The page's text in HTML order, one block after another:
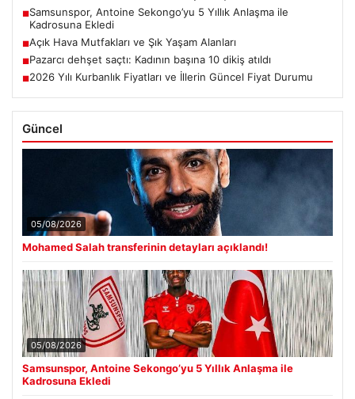
■Samsunspor, Antoine Sekongo’yu 5 Yıllık Anlaşma ile
Kadrosuna Ekledi
■Açık Hava Mutfakları ve Şık Yaşam Alanları
■Pazarcı dehşet saçtı: Kadının başına 10 dikiş atıldı
■2026 Yılı Kurbanlık Fiyatları ve İllerin Güncel Fiyat Durumu
Güncel
05/08/2026
Mohamed Salah transferinin detayları açıklandı!
05/08/2026
Samsunspor, Antoine Sekongo’yu 5 Yıllık Anlaşma ile
Kadrosuna Ekledi